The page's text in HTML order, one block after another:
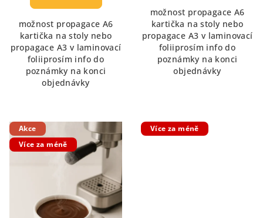
z
5
hvězdiček.
možnost propagace A6
kartička na stoly nebo
propagace A3 v laminovací
foliiprosím info do
poznámky na konci
objednávky
možnost propagace A6
kartička na stoly nebo
propagace A3 v laminovací
foliiprosím info do
poznámky na konci
objednávky
Akce
Více za méně
Více za méně